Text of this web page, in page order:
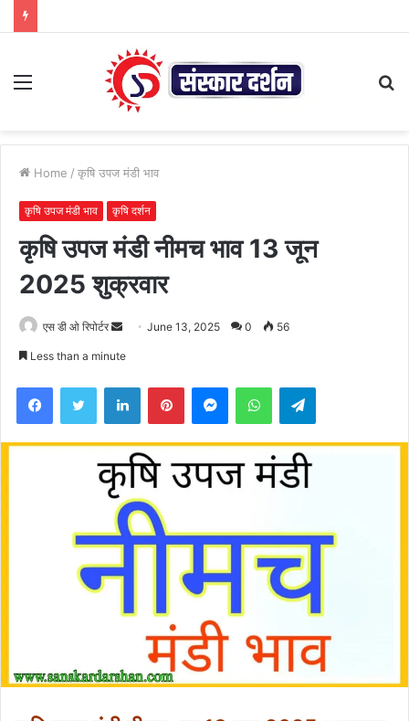
Menu
Home / कृषि उपज मंडी भाव
कृषि उपज मंडी भाव कृषि दर्शन
कृषि उपज मंडी नीमच भाव 13 जून
2025 शुक्रवार
एस डी ओ रिपोर्टर
Send June 13, 2025 0 56
Less than a minute
FacebookTwitter LinkedInPinterestMessengerWhatsAppTelegram